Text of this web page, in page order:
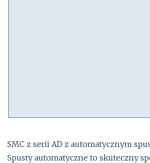
SMC z serii AD z automatycznym
Spusty automatyczne to skuteczny